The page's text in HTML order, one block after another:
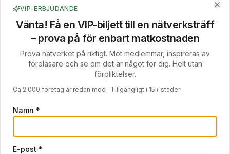
nätverksträffar
Missa inte nästa tillfälle att utöka ditt nätverk.
Visa alla event
21
AUG.
VIP-ERBJUDANDE
Vänta! Få en VIP-biljett till en nätverksträff
– prova på för enbart matkostnaden
Prova nätverket på riktigt. Möt medlemmar, inspireras av
föreläsare och se om det är något för dig. Helt utan
förpliktelser.
Ca 2 000 företag är redan med · Tillgängligt i 15+ städer
Namn *
E-post *